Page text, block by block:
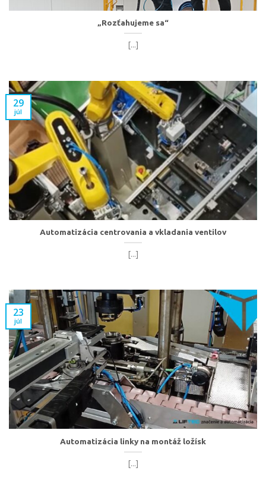
„Rozťahujeme sa“
[...]
Automatizácia centrovania a vkladania ventilov
[...]
29
júl
Automatizácia linky na montáž ložísk
[...]
23
júl